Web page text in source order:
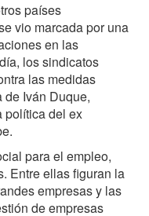
países
vio marcada por una
en las
los sindicatos
las medidas
Iván Duque,
política del ex
para el empleo,
Entre ellas figuran la
empresas y las
de empresas